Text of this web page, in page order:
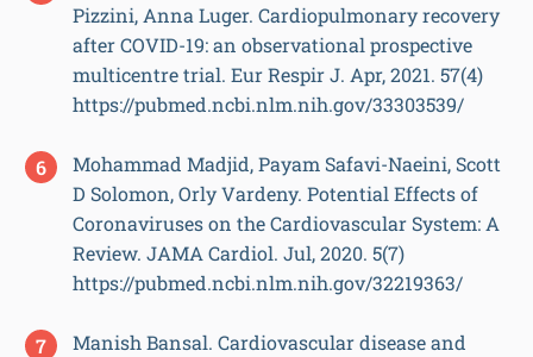
Pizzini, Anna Luger. Cardiopulmonary recovery
after COVID-19: an observational prospective
multicentre trial. Eur Respir J. Apr, 2021. 57(4)
https://pubmed.ncbi.nlm.nih.gov/33303539/
Mohammad Madjid, Payam Safavi-Naeini, Scott
D Solomon, Orly Vardeny. Potential Effects of
Coronaviruses on the Cardiovascular System: A
Review. JAMA Cardiol. Jul, 2020. 5(7)
https://pubmed.ncbi.nlm.nih.gov/32219363/
Manish Bansal. Cardiovascular disease and